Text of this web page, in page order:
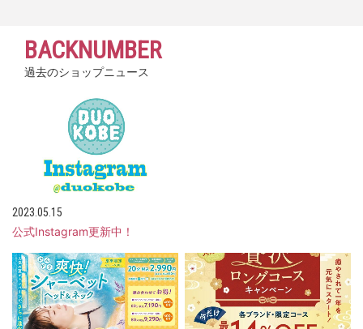
BACKNUMBER
過去のショップニュース
2023.05.15
公式Instagram更新中！